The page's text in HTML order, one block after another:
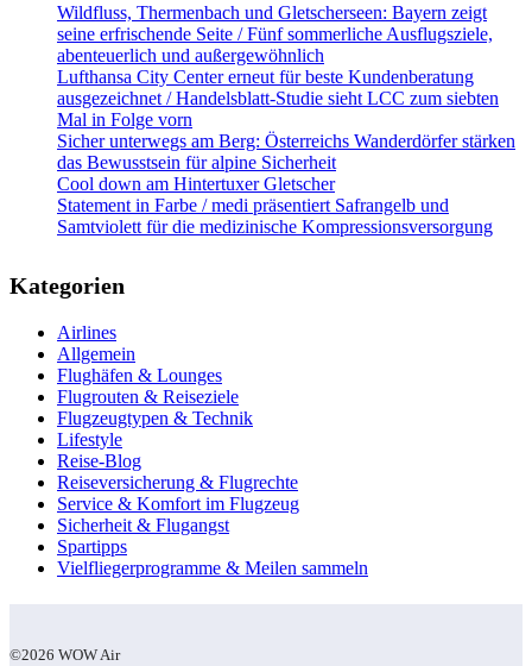
Wildfluss, Thermenbach und Gletscherseen: Bayern zeigt
seine erfrischende Seite / Fünf sommerliche Ausflugsziele,
abenteuerlich und außergewöhnlich
Lufthansa City Center erneut für beste Kundenberatung
ausgezeichnet / Handelsblatt-Studie sieht LCC zum siebten
Mal in Folge vorn
Sicher unterwegs am Berg: Österreichs Wanderdörfer stärken
das Bewusstsein für alpine Sicherheit
Cool down am Hintertuxer Gletscher
Statement in Farbe / medi präsentiert Safrangelb und
Samtviolett für die medizinische Kompressionsversorgung
Kategorien
Airlines
Allgemein
Flughäfen & Lounges
Flugrouten & Reiseziele
Flugzeugtypen & Technik
Lifestyle
Reise-Blog
Reiseversicherung & Flugrechte
Service & Komfort im Flugzeug
Sicherheit & Flugangst
Spartipps
Vielfliegerprogramme & Meilen sammeln
©2026 WOW Air